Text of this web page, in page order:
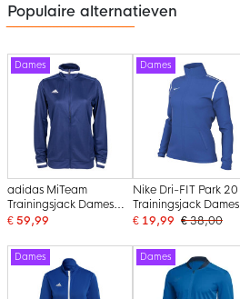
Populaire alternatieven
Dames
adidas MiTeam
Trainingsjack Dames
Donkerblauw
€ 59,99
Dames
Nike Dri-FIT Park 20
Trainingsjack Dames
Blauw Wit
€ 19,99 € 38,00
Dames Dames